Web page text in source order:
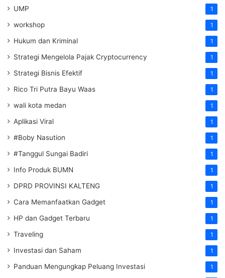
UMP 1
workshop 1
Hukum dan Kriminal 1
Strategi Mengelola Pajak Cryptocurrency 1
Strategi Bisnis Efektif 1
Rico Tri Putra Bayu Waas 1
wali kota medan 1
Aplikasi Viral 1
#Boby Nasution 1
#Tanggul Sungai Badiri 1
Info Produk BUMN 1
DPRD PROVINSI KALTENG 1
Cara Memanfaatkan Gadget 1
HP dan Gadget Terbaru 1
Traveling 1
Investasi dan Saham 1
Panduan Mengungkap Peluang Investasi 1